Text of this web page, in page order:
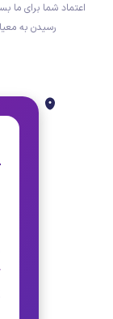
اعتماد شما برای ما
رسیدن به